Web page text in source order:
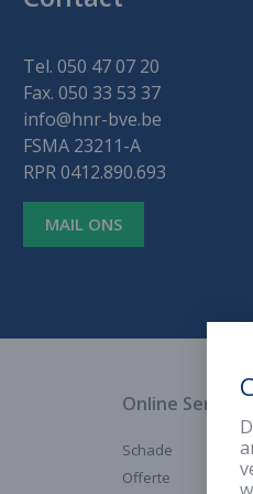
Tel. 050 47 07 20
Fax. 050 33 53 37
info@hnr-bve.be
FSMA 23211-A
RPR 0412.890.693
MAIL ONS
Online Services
Schade
Offerte